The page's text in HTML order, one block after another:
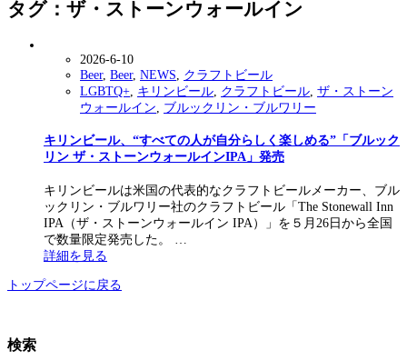
タグ：ザ・ストーンウォールイン
2026-6-10
Beer, Beer, NEWS
クラフトビール
LGBTQ+ キリンビール クラフトビール ザ・ストーン
ウォールイン
ブルックリン・ブルワリー
キリンビール、“すべての人が自分らしく楽しめる”「ブルック
リン ザ・ストーンウォールインIPA」発売
キリンビールは米国の代表的なクラフトビールメーカー、ブル
ックリン・ブルワリー社のクラフトビール「The Stonewall Inn
IPA（ザ・ストーンウォールイン IPA）」を５月26日から全国
で数量限定発売した。 …
詳細を見る
トップページに戻る
検索